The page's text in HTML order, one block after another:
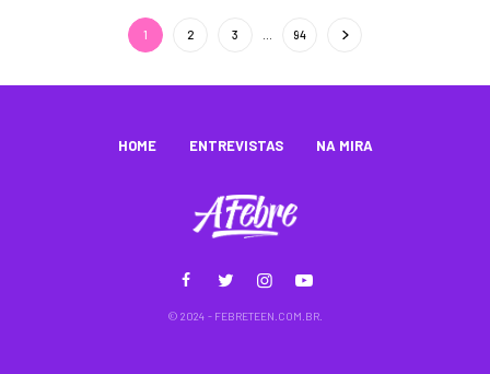
1 2 3 94
HOME ENTREVISTAS NA MIRA
© 2024 - FEBRETEEN.COM.BR.